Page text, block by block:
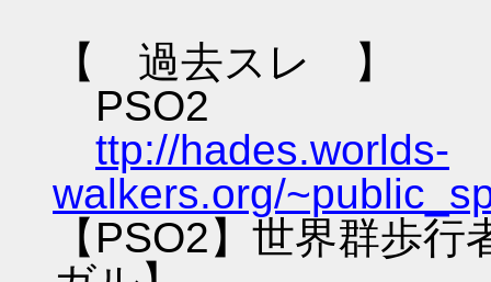
【 過去スレ 】
PSO2
ttp://hades.worlds-
walkers.org/
【PSO2】世界群歩